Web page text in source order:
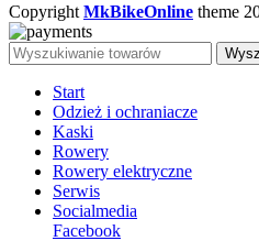
Copyright MkBikeOnline theme
Start
Odzież i ochraniacze
Kaski
Rowery
Rowery elektryczne
Serwis
Socialmedia
Facebook